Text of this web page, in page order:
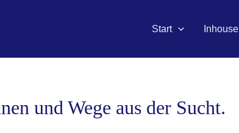
Start Inhouse
und Wege aus der Sucht.